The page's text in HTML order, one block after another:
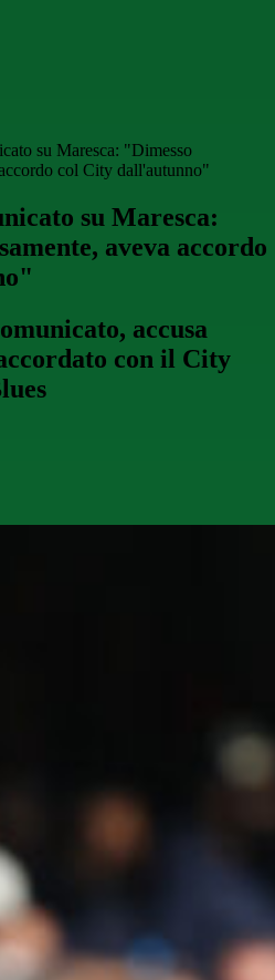
su Maresca: "Dimesso
col City dall'autunno"
su Maresca:
aveva accordo
accusa
con il City